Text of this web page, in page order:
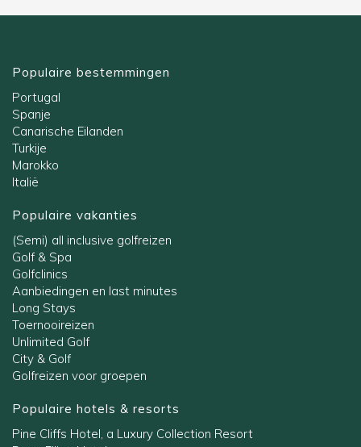
Populaire bestemmingen
Portugal
Spanje
Canarische Eilanden
Turkije
Marokko
Italië
Populaire vakanties
(Semi) all inclusive golfreizen
Golf & Spa
Golfclinics
Aanbiedingen en last minutes
Long Stays
Toernooireizen
Unlimited Golf
City & Golf
Golfreizen voor groepen
Populaire hotels & resorts
Pine Cliffs Hotel, a Luxury Collection Resort